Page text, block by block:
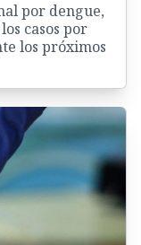
por dengue,
casos por
los próximos